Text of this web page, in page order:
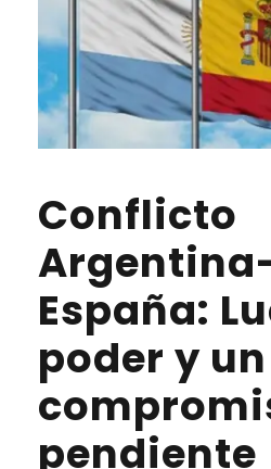
Conflicto
España:
poder y un
pendiente